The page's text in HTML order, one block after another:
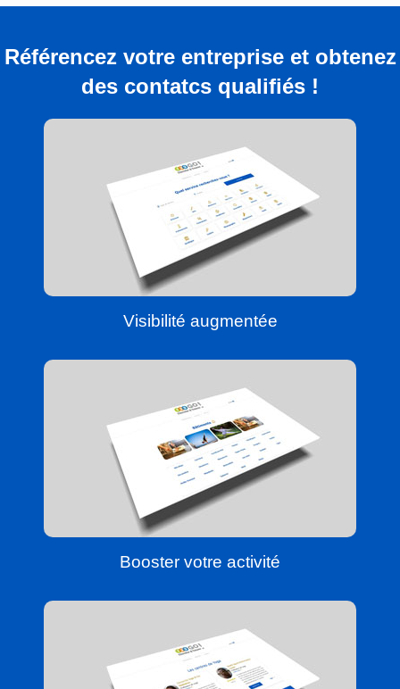
Référencez votre entreprise et obtenez
des contatcs qualifiés !
Visibilité augmentée
Booster votre activité